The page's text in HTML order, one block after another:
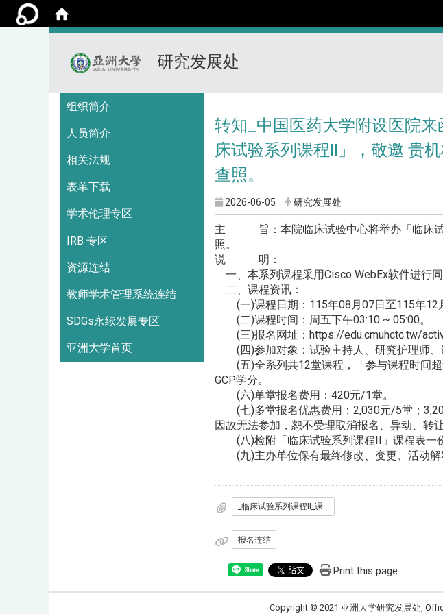
研究发展处
组织简介
人员简介
相关法规
表单下载
学术伦理专区
IRB 专区
资源连结
教师学术管理系统连结
SDGs永续发展专区
亚洲大学首页
转知_中国医药大学附设医院
床试验系列课程II」，敬邀 贵
查照。
2026-06-05 研究发展处
主 旨：本院临床试验中心将举办「临床试
照。
说 明：
一、本系列课程采用Cisco WebEx软件进行同
二、课程资讯：
(一)课程日期：115年08月07日至115年12
(二)课程时间：周五下午03:10 ~ 05:00。
(三)报名网址：https://edu.cmuhctc.tw/
(四)参加对象：试验主持人、研究护理师、
(五)全系列共12堂课程，「参与课程时间超
GCP学分。
(六)单堂报名费用：420元/1堂。
(七)多堂报名优惠费用：2,030元/5堂；
因故无法参加，恕不受理取消报名、异动、转
(八)检附「临床试验系列课程II」课程表一份
(九)主办单位保有最终修改、变更、活动解
_临床试验系列课程II_课程表.pdf
报名连结
Share Print this page
Copyright © 2021 亚洲大学研究发展处,